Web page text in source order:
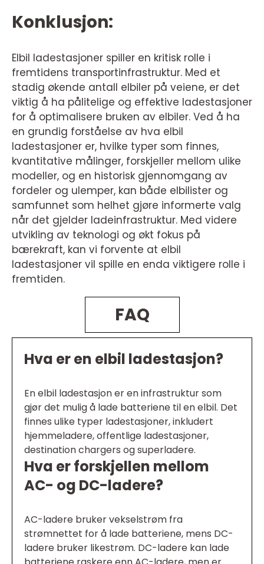
Konklusjon:
Elbil ladestasjoner spiller en kritisk rolle i
fremtidens transportinfrastruktur. Med et
stadig økende antall elbiler på veiene, er det
viktig å ha pålitelige og effektive ladestasjoner
for å optimalisere bruken av elbiler. Ved å ha
en grundig forståelse av hva elbil
ladestasjoner er, hvilke typer som finnes,
kvantitative målinger, forskjeller mellom ulike
modeller, og en historisk gjennomgang av
fordeler og ulemper, kan både elbilister og
samfunnet som helhet gjøre informerte valg
når det gjelder ladeinfrastruktur. Med videre
utvikling av teknologi og økt fokus på
bærekraft, kan vi forvente at elbil
ladestasjoner vil spille en enda viktigere rolle i
fremtiden.
FAQ
Hva er en elbil ladestasjon?
En elbil ladestasjon er en infrastruktur som
gjør det mulig å lade batteriene til en elbil. Det
finnes ulike typer ladestasjoner, inkludert
hjemmeladere, offentlige ladestasjoner,
destination chargers og superladere.
Hva er forskjellen mellom
AC- og DC-ladere?
AC-ladere bruker vekselstrøm fra
strømnettet for å lade batteriene, mens DC-
ladere bruker likestrøm. DC-ladere kan lade